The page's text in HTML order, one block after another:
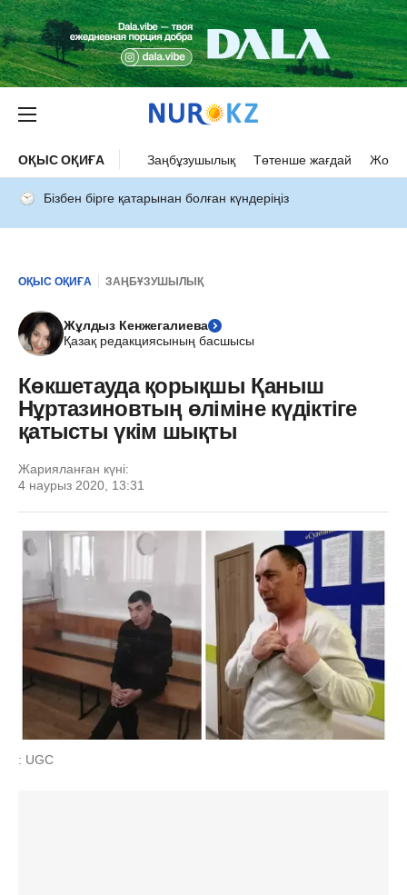
ОҚЫС ОҚИҒА Заңбұзушылық Төтенше жағдай Жол
Бізбен бірге қатарынан болған күндеріңіз
ОҚЫС ОҚИҒА ЗАҢБҰЗУШЫЛЫҚ
Жұлдыз Кенжегалиева
Қазақ редакциясының басшысы
Көкшетауда қорықшы Қаныш
Нұртазиновтың өліміне күдіктіге
қатысты үкім шықты
Жарияланған күні:
4 наурыз 2020, 13:31
: UGC